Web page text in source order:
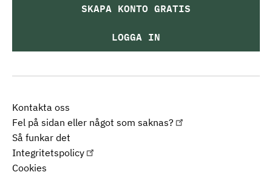
Kontakta oss
Fel på sidan eller något som saknas?
Så funkar det
Integritetspolicy
Cookies
SKAPA KONTO GRATIS
LOGGA IN